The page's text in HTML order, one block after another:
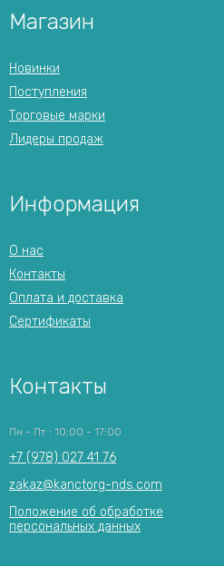
Магазин
Новинки
Поступления
Торговые марки
Лидеры продаж
Информация
О нас
Контакты
Оплата и доставка
Сертификаты
Контакты
Пн - Пт : 10:00 - 17:00
+7 (978) 027 41 76
zakaz@kanctorg-nds.com
Положение об обработке
персональных данных